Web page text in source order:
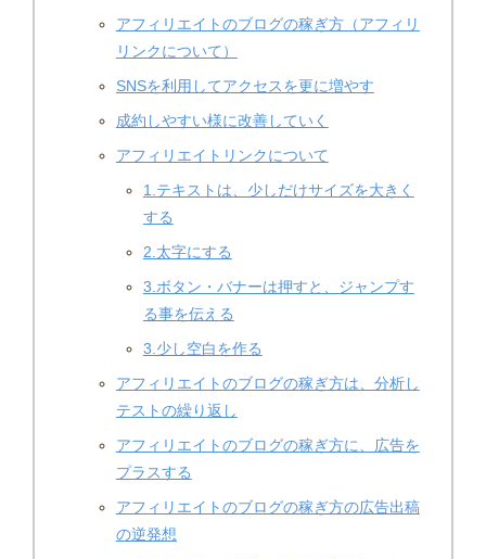
アフィリエイトのブログの稼ぎ方（アフィリ
リンクについて）
SNSを利用してアクセスを更に増やす
成約しやすい様に改善していく
アフィリエイトリンクについて
1.テキストは、少しだけサイズを大きく
する
2.太字にする
3.ボタン・バナーは押すと、ジャンプす
る事を伝える
3.少し空白を作る
アフィリエイトのブログの稼ぎ方は、分析し
テストの繰り返し
アフィリエイトのブログの稼ぎ方に、広告を
プラスする
アフィリエイトのブログの稼ぎ方の広告出稿
の逆発想